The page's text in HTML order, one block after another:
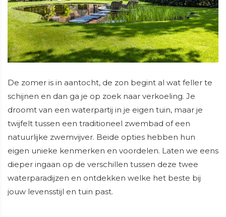
De zomer is in aantocht, de zon begint al wat feller te
schijnen en dan ga je op zoek naar verkoeling. Je
droomt van een waterpartij in je eigen tuin, maar je
twijfelt tussen een traditioneel zwembad of een
natuurlijke zwemvijver. Beide opties hebben hun
eigen unieke kenmerken en voordelen. Laten we eens
dieper ingaan op de verschillen tussen deze twee
waterparadijzen en ontdekken welke het beste bij
jouw levensstijl en tuin past.